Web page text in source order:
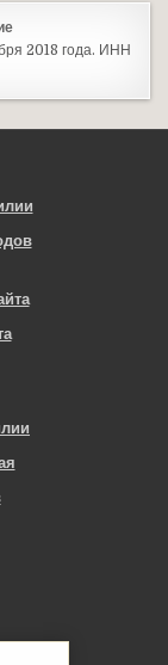
2018 года. ИНН